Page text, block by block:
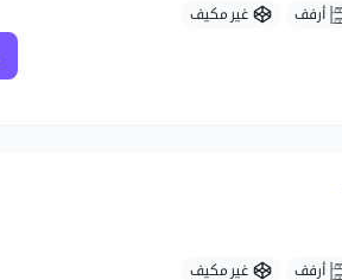
أرفف غير مكيف
أرفف غير مكيف